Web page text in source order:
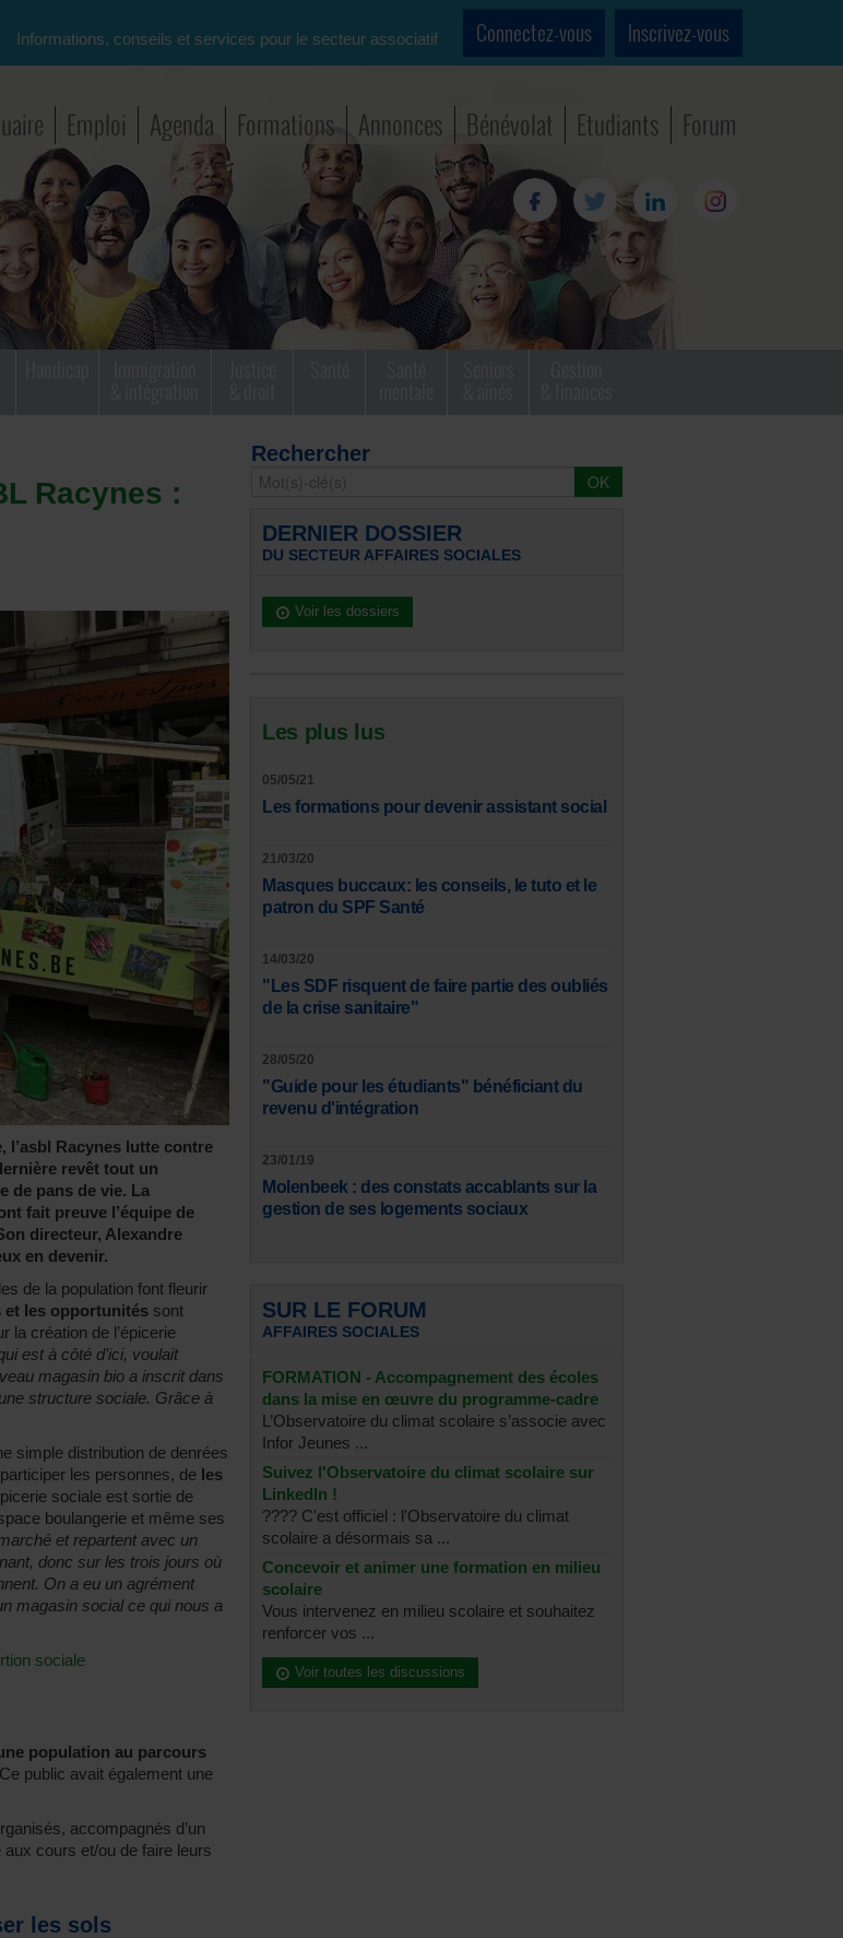
Informations, conseils et services pour le secteur associatif Connectez-vous Inscrivez-vous
Emploi Agenda Formations Annonces Bénévolat Etudiants Forum
Racynes :
l’asbl Racynes lutte contre
revêt tout un
de pans de vie. La
fait preuve l’équipe de
directeur, Alexandre
en devenir.
de la population font fleurir
et les opportunités sont
la création de l’épicerie
est à côté d’ici, voulait
magasin bio a inscrit dans
structure sociale. Grâce à
simple distribution de denrées
les personnes, de les
sociale est sortie de
boulangerie et même ses
et repartent avec un
donc sur les trois jours où
On a eu un agrément
magasin social ce qui nous a
sociale
population au parcours
public avait également une
accompagnés d’un
cours et/ou de faire leurs
les sols
Rechercher
DERNIER DOSSIER
DU SECTEUR AFFAIRES SOCIALES
Voir les dossiers
Les plus lus
05/05/21
Les formations pour devenir assistant social
21/03/20
Masques buccaux: les conseils, le tuto et le
patron du SPF Santé
14/03/20
"Les SDF risquent de faire partie des oubliés
de la crise sanitaire"
28/05/20
"Guide pour les étudiants" bénéficiant du
revenu d'intégration
23/01/19
Molenbeek : des constats accablants sur la
gestion de ses logements sociaux
SUR LE FORUM
AFFAIRES SOCIALES
FORMATION - Accompagnement des écoles
dans la mise en œuvre du programme-cadre
L’Observatoire du climat scolaire s’associe avec
Infor Jeunes ...
Suivez l'Observatoire du climat scolaire sur
LinkedIn !
???? C'est officiel : l'Observatoire du climat
scolaire a désormais sa ...
Concevoir et animer une formation en milieu
scolaire
Vous intervenez en milieu scolaire et souhaitez
renforcer vos ...
Voir toutes les discussions